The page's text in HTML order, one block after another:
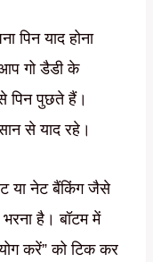
पिन याद होना
गो डैडी के
पिन पुछते हैं।
से याद रहे।
या नेट बैंकिंग जैसे
है। बॉटम में
करें” को टिक कर